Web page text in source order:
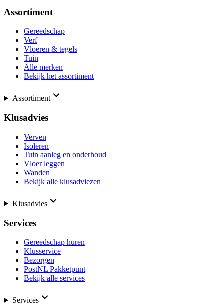
Assortiment
Gereedschap
Verf
Vloeren & tegels
Tuin
Alle merken
Bekijk het assortiment
Assortiment
Klusadvies
Verven
Isoleren
Tuin aanleg en onderhoud
Vloer leggen
Wanden
Bekijk alle klusadviezen
Klusadvies
Services
Gereedschap huren
Klusservice
Bezorgen
PostNL Pakketpunt
Bekijk alle services
Services